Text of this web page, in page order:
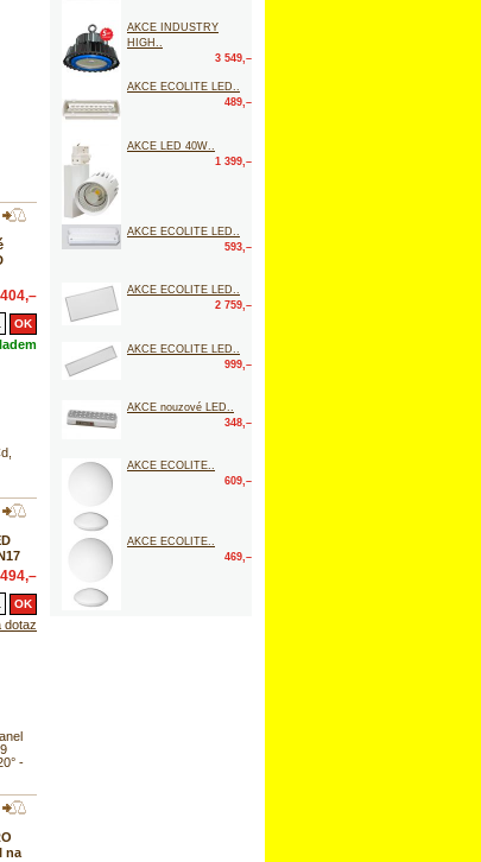
404,–
494,–
dotaz
-
na
AKCE INDUSTRY
HIGH..
3 549,–
AKCE ECOLITE LED..
489,–
AKCE LED 40W..
1 399,–
AKCE ECOLITE LED..
593,–
AKCE ECOLITE LED..
2 759,–
AKCE ECOLITE LED..
999,–
AKCE nouzové LED..
348,–
AKCE ECOLITE..
609,–
AKCE ECOLITE..
469,–